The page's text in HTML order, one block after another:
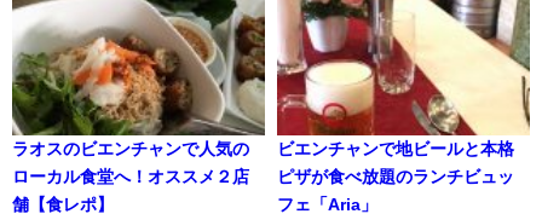
ラオスのビエンチャンで人気の
ローカル食堂へ！オススメ２店
舗【食レポ】
ビエンチャンで地ビールと本格
ピザが食べ放題のランチビュッ
フェ「Aria」